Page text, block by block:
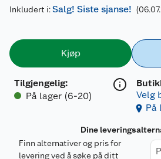
Inkludert i:Salg! Siste sjanse!
Kjøp
Tilgjengelig:
På lager (6-20)
Velg
På
Dine
Finn alternativer og pris for
levering ved å søke på ditt